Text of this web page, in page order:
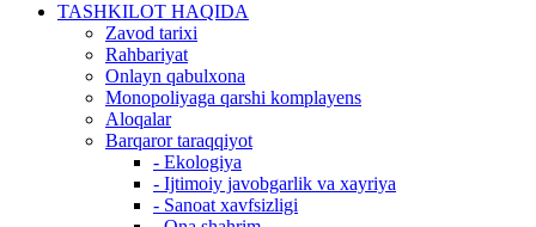
TASHKILOT HAQIDA
Zavod tarixi
Rahbariyat
Onlayn qabulxona
Monopoliyaga qarshi komplayens
Aloqalar
Barqaror taraqqiyot
- Ekologiya
- Ijtimoiy javobgarlik va xayriya
- Sanoat xavfsizligi